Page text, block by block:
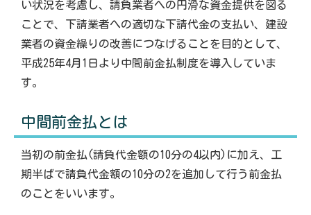
い状況を考慮し、請負業者への円滑な資金提供を図る
ことで、下請業者への適切な下請代金の支払い、建設
業者の資金繰りの改善につなげることを目的として、
平成25年4月1日より中間前金払制度を導入していま
す。
中間前金払とは
当初の前金払(請負代金額の10分の4以内)に加え、工
期半ばで請負代金額の10分の2を追加して行う前金払
のことをいいます。